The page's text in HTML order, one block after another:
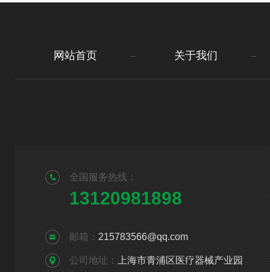
网站首页 关于我们
全国服务热线：
13120981898
邮箱： 215783566@qq.com
公司地址： 上海市青浦区医疗器械产业园